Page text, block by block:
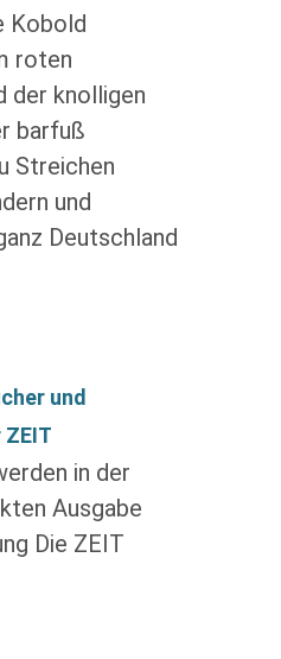
Kobold
roten
der knolligen
barfuß
Streichen
und
Deutschland
und
in der
Ausgabe
Die ZEIT